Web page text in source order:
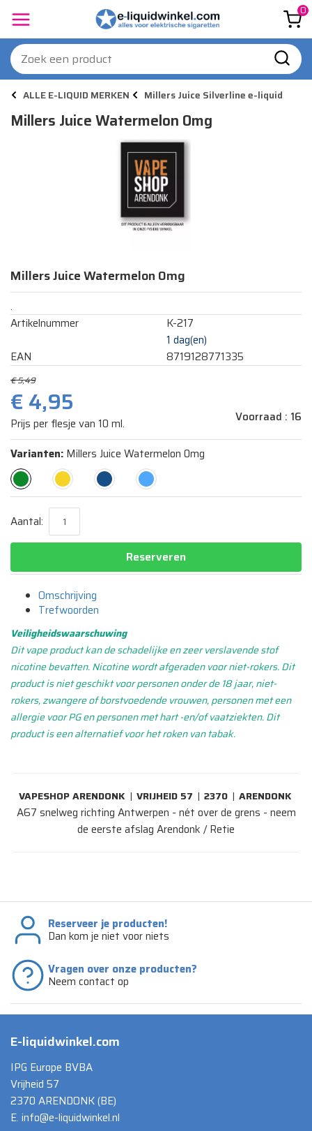
0
ALLE E-LIQUID MERKEN Millers Juice Silverline e-liquid
Millers Juice Watermelon 0mg
Millers Juice Watermelon 0mg
.
Artikelnummer
K-217
1 dag(en)
EAN
8719128771335
€ 5,49
€ 4,95
Prijs per flesje van 10 ml. Voorraad : 16
Varianten: Millers Juice Watermelon 0mg
Aantal:
Reserveren
Omschrijving
Trefwoorden
Veiligheidswaarschuwing
Dit vape product kan de schadelijke en zeer verslavende stof
nicotine bevatten. Nicotine wordt afgeraden voor niet-rokers. Dit
product is niet geschikt voor personen onder de 18 jaar, niet-
rokers, zwangere of borstvoedende vrouwen, personen met een
allergie voor PG en personen met hart -en/of vaatziekten. Dit
product is een alternatief voor het roken van tabak.
VAPESHOP ARENDONK | VRIJHEID 57 | 2370| ARENDONK
A67 snelweg richting Antwerpen - nét over de grens - neem
de eerste afslag Arendonk / Retie
Reserveer je producten!
Dan kom je niet voor niets
Vragen over onze producten?
Neem contact op
E-liquidwinkel.com
IPG Europe BVBA
Vrijheid 57
2370 ARENDONK (BE)
E. info@e-liquidwinkel.nl